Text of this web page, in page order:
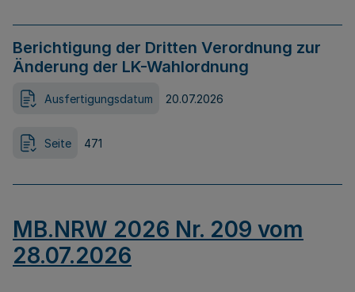
Berichtigung der Dritten Verordnung zur
Änderung der LK-Wahlordnung
Ausfertigungsdatum 20.07.2026
Seite 471
MB.NRW 2026 Nr. 209 vom
28.07.2026